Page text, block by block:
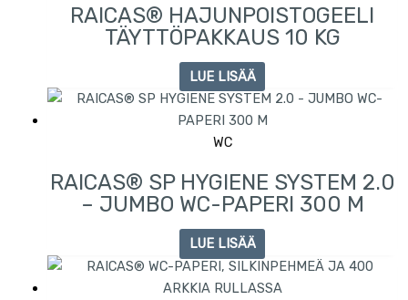
RAICAS® HAJUNPOISTOGEELI
TÄYTTÖPAKKAUS 10 KG
LUE LISÄÄ
WC
RAICAS® SP HYGIENE SYSTEM 2.0
– JUMBO WC-PAPERI 300 M
LUE LISÄÄ